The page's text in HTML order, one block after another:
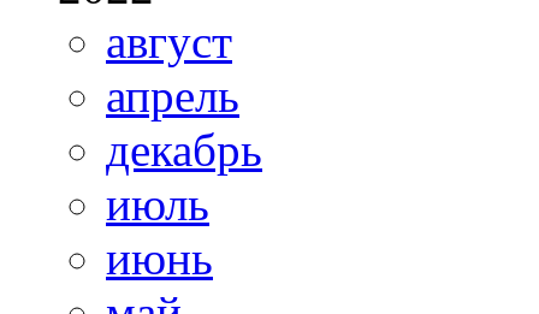
август
апрель
декабрь
июль
июнь